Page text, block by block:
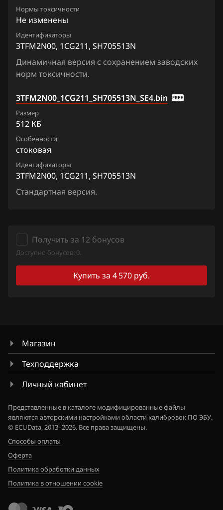
Extreme moto
FAW
Fiat
Ford
Forthing
Foton
GAC
Geely
Genesis
Groz
Haval
Hongqi
Howo
Hummer
Infiniti
Iran Khodro
Isuzu
Iveco
JAC
QX60
QX70
QX80
Нормы токсичности
Не изменены
Идентификаторы
3TFM2N00, 1CG211, SH705513N
Динамичная версия с сохранением заводских
норм токсичности.
3TFM2N00_1CG211_SH705513N_SE4.bin
Размер
512 КБ
Особенности
стоковая
Идентификаторы
3TFM2N00, 1CG211, SH705513N
Стандартная версия.
Получить за 12 бонусов
Доступно бонусов: 0.
Купить за 4 570 руб.
Магазин
Техподдержка
Личный кабинет
Представленные в каталоге модифицированные файлы
являются авторскими настройками области калибровок ПО ЭБУ.
© ECUData, 2013–2026. Все права защищены.
Способы оплаты
Оферта
Политика обработки данных
Политика в отношении cookie